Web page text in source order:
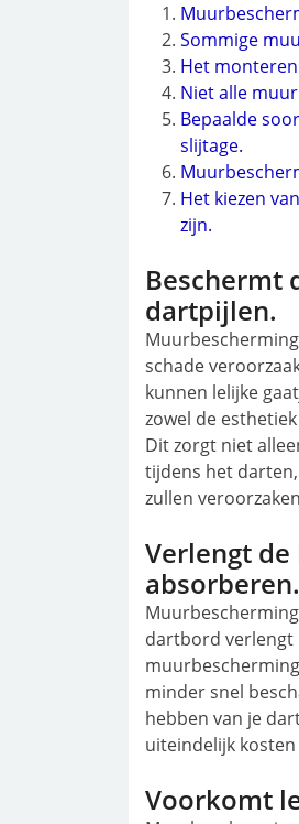
Sommige
Het
Niet alle
Bepaalde
slijtage.
Het kiezen
zijn.
Beschermt
dartpijlen.
schade
kunnen lelijke
zowel de
Dit zorgt niet
tijdens het
zullen
Verlengt
absorberen.
dartbord verlengt
minder snel
hebben van je
uiteindelijk
Voorkomt